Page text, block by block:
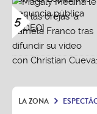
5
LA ZONA